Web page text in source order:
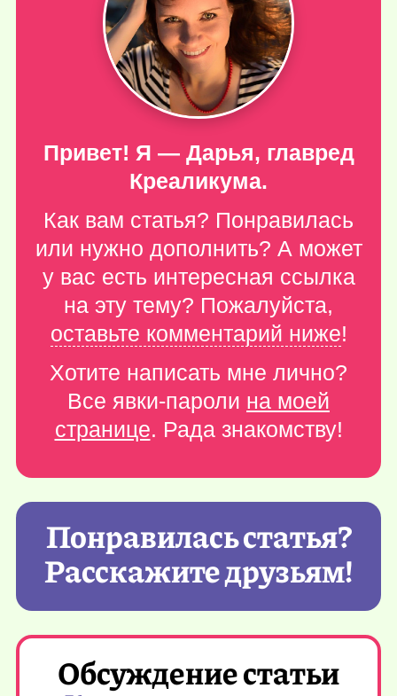
Привет! Я — Дарья, главред
Креаликума.
Как вам статья? Понравилась
или нужно дополнить? А может
у вас есть интересная ссылка
на эту тему? Пожалуйста,
оставьте комментарий ниже!
Хотите написать мне лично?
Все явки-пароли на моей
странице. Рада знакомству!
Понравилась статья?
Расскажите друзьям!
Обсуждение статьи